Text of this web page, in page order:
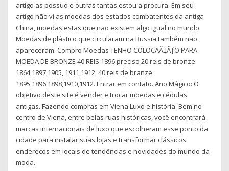
artigo as possuo e outras tantas estou a procura. Em seu
artigo não vi as moedas dos estados combatentes da antiga
China, moedas estas que não existem algo igual no mundo.
Moedas de plástico que circularam na Russia também não
apareceram. Compro Moedas TENHO COLOCAÃ‡ÃƒO PARA
MOEDA DE BRONZE 40 REIS 1896 preciso 20 reis de bronze
1864,1897,1905, 1911,1912, 40 reis de branze
1895,1896,1898,1910,1912. Entrar em contato. Ano Mágico: O
objetivo deste site é vender e trocar moedas e cédulas
antigas. Fazendo compras em Viena Luxo e história. Bem no
centro de Viena, entre belas ruas históricas, você encontrará
marcas internacionais de luxo que escolheram esse ponto da
cidade para instalar suas lojas e transformar clássicos
endereços em locais de tendências e novidades do mundo da
moda.